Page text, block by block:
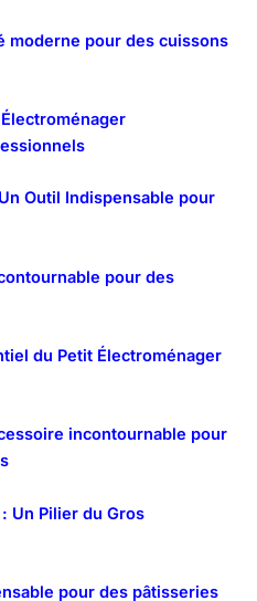
moderne pour des cuissons
Outil Indispensable pour
pour des
du Petit Électroménager
incontournable pour
Un Pilier du Gros
pour des pâtisseries